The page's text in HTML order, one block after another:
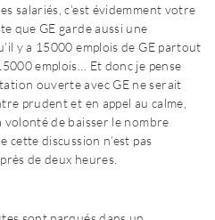
salariés, c’est évidemment votre
que GE garde aussi une
y a 15000 emplois de GE partout
emplois… Et donc je pense
ouverte avec GE ne serait
prudent et en appel au calme,
de baisser le nombre
cette discussion n’est pas
de deux heures.